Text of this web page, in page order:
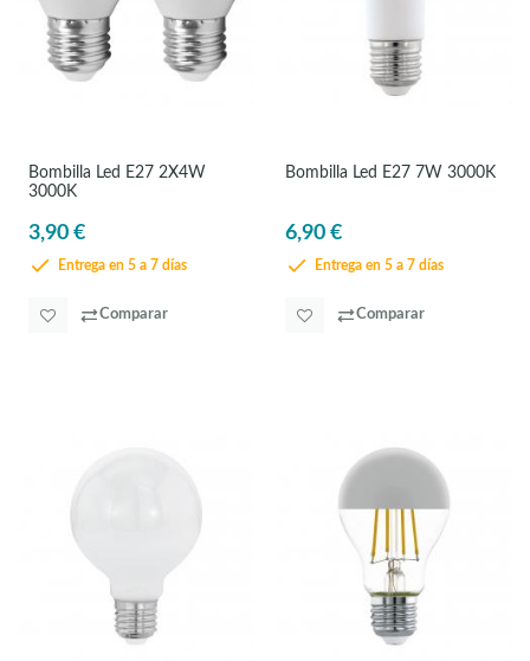
Bombilla Led E27 2X4W
3000K
3,90 €
Entrega en 5 a 7 días
Comparar
Bombilla Led E27 7W 3000K
6,90 €
Entrega en 5 a 7 días
Comparar